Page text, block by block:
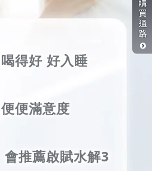
喝得好 好入睡
便便滿意度
會推薦啟賦水解3